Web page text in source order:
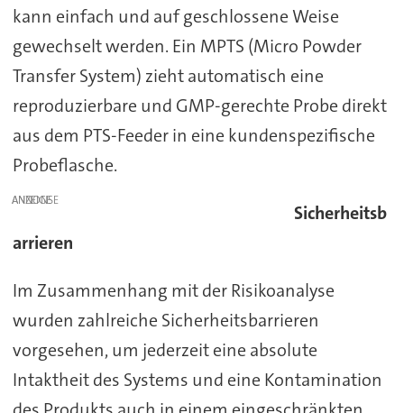
kann einfach und auf geschlossene Weise
gewechselt werden. Ein MPTS (Micro Powder
Transfer System) zieht automatisch eine
reproduzierbare und GMP-gerechte Probe direkt
aus dem PTS-Feeder in eine kundenspezifische
Probeflasche.
ANZEIGE
Sicherheitsb
arrieren
Im Zusammenhang mit der Risikoanalyse
wurden zahlreiche Sicherheitsbarrieren
vorgesehen, um jederzeit eine absolute
Intaktheit des Systems und eine Kontamination